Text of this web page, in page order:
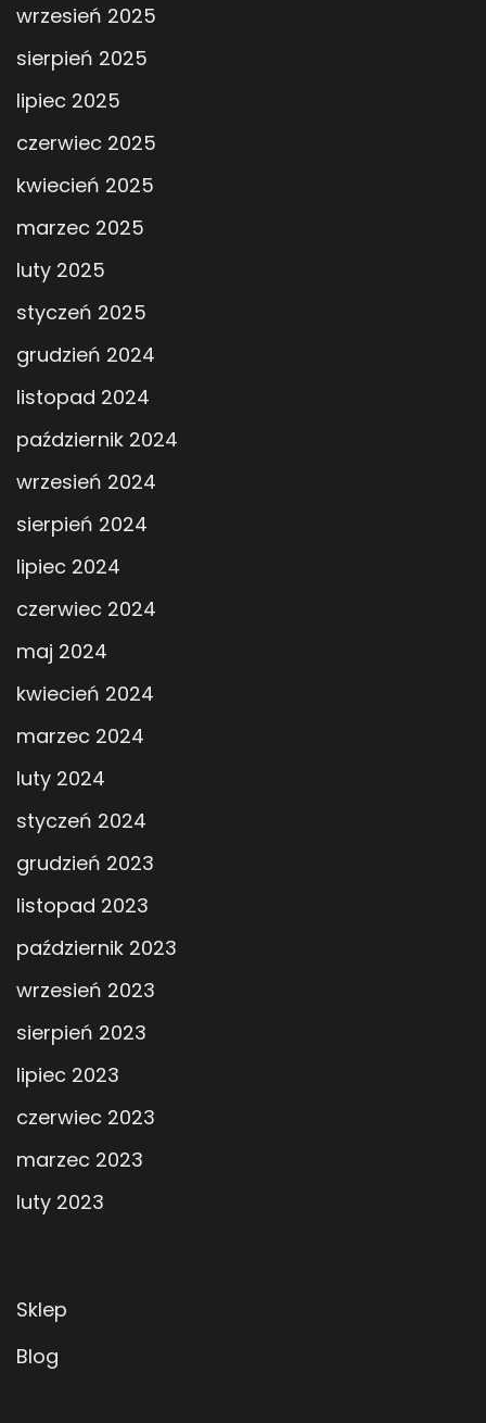
wrzesień 2025
sierpień 2025
lipiec 2025
czerwiec 2025
kwiecień 2025
marzec 2025
luty 2025
styczeń 2025
grudzień 2024
listopad 2024
październik 2024
wrzesień 2024
sierpień 2024
lipiec 2024
czerwiec 2024
maj 2024
kwiecień 2024
marzec 2024
luty 2024
styczeń 2024
grudzień 2023
listopad 2023
październik 2023
wrzesień 2023
sierpień 2023
lipiec 2023
czerwiec 2023
marzec 2023
luty 2023
Sklep
Blog